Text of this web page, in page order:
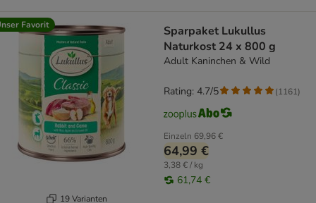
Favorit
19 Varianten
Sparpaket Lukullus
Naturkost 24 x 800 g
Adult Kaninchen & Wild
Einzeln 69,96 €
64,99 €
3,38 € / kg
61,74 €
Rating: 4.7/5 (1161)